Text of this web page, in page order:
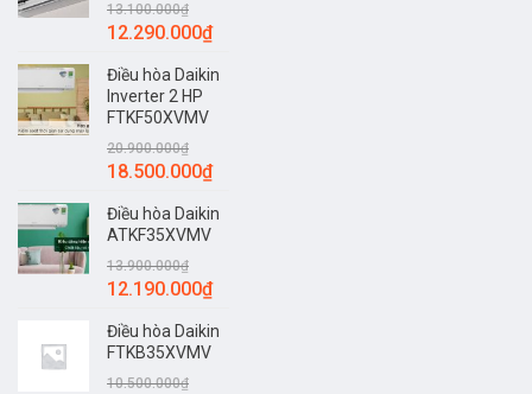
13.100.000₫
12.290.000₫
Điều hòa Daikin
Inverter 2 HP
FTKF50XVMV
20.900.000₫
18.500.000₫
Điều hòa Daikin
ATKF35XVMV
13.900.000₫
12.190.000₫
Điều hòa Daikin
FTKB35XVMV
10.500.000₫